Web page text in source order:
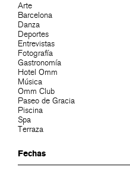
Arte
Barcelona
Danza
Deportes
Entrevistas
Fotografía
Gastronomía
Hotel Omm
Música
Omm Club
Paseo de Gracia
Piscina
Spa
Terraza
Fechas